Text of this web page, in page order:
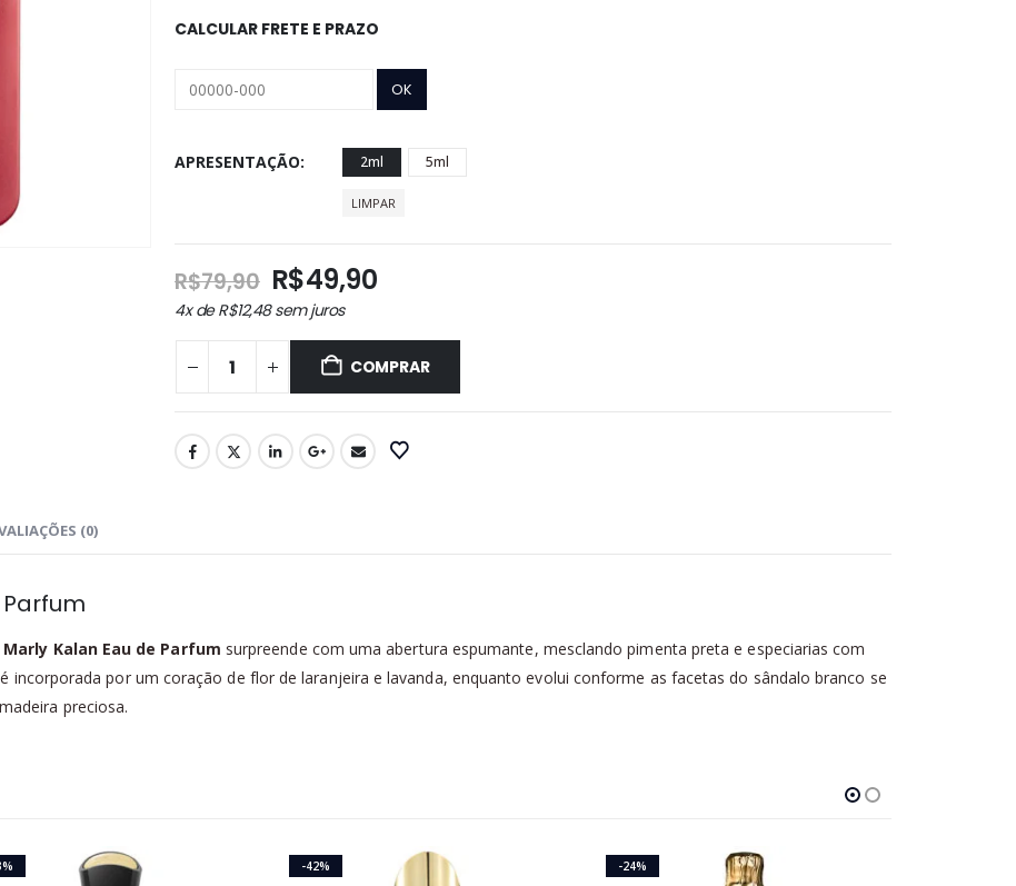
através
CALCULAR FRETE E PRAZO
APRESENTAÇÃO 2ml 5ml
LIMPAR
R$79,90 O
preço
original
era:
R$79,90.
R$49,90O
atual
é:
R$49,90.
4x deR$12,48sem juros
COMPRAR
(0)
Kalan Eau de Parfum surpreende com uma abertura espumante, mesclando pimenta preta e especiarias com
incorporada por um coração de flor de laranjeira e lavanda, enquanto evolui conforme as facetas do sândalo branco se
preciosa.
-42% -24%